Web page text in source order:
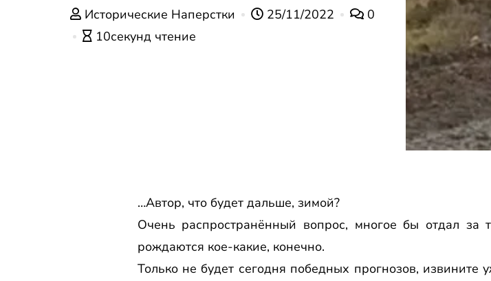
Исторические Наперстки 25/11/2022
0
10секунд чтение
…Автор, что будет дальше, зимой?
Очень распространённый вопрос, многое бы отдал
рождаются кое-какие, конечно.
Только не будет сегодня победных прогнозов,